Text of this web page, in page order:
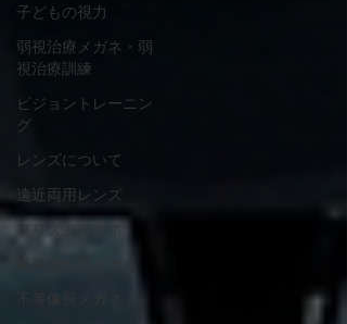
子どもの視力
弱視治療メガネ・弱
視治療訓練
ビジョントレーニン
グ
レンズについて
遠近両用レンズ
プリズムメガネ
夜間運転用メガネ
不等像視メガネ